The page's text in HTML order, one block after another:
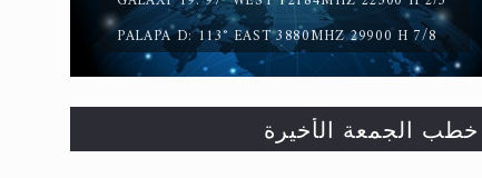
PALAPA D: 113° EAST 3880MHZ 29900 H 7/8
خطب الجمعة الأخيرة